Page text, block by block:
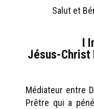
Salut et
I
Jésus-Christ
Médiateur entre
Prêtre qui a